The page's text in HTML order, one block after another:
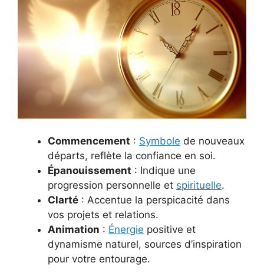
Commencement : Symbole de nouveaux
départs, reflète la confiance en soi.
Épanouissement : Indique une
progression personnelle et spirituelle.
Clarté : Accentue la perspicacité dans
vos projets et relations.
Animation : Énergie positive et
dynamisme naturel, sources d’inspiration
pour votre entourage.